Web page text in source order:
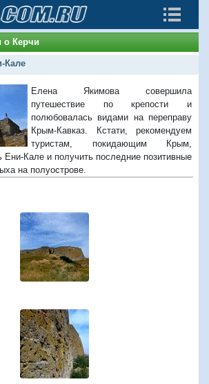
о Керчи
Кале
Елена Якимова совершила
путешествие по крепости и
полюбовалась видами на переправу
Крым-Кавказ. Кстати, рекомендуем
туристам, покидающим Крым,
Ени-Кале и получить последние позитивные
на полуострове.